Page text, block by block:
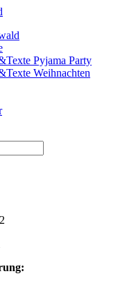
Pyjama Party
Weihnachten